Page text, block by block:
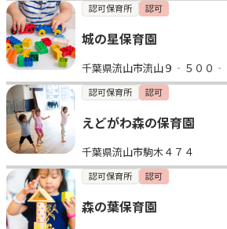
認可保育所 認可
城の星保育園
千葉県流山市流山９‐５００‐
認可保育所 認可
えどがわ森の保育園
千葉県流山市駒木４７４
認可保育所 認可
森の葉保育園